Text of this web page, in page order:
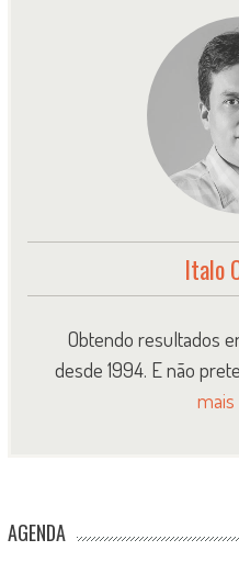
Italo
Obtendo resultados
desde 1994. E não
AGENDA